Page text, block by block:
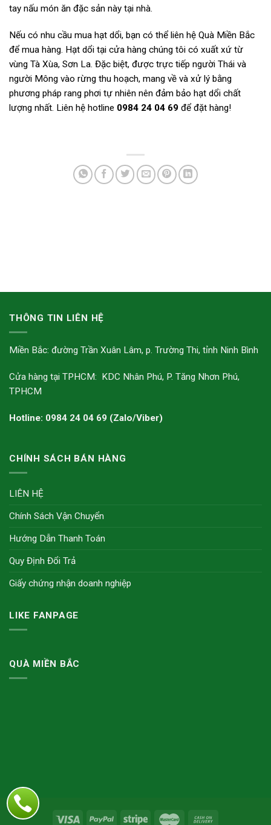
tay nấu món ăn đặc sản này tại nhà.
Nếu có nhu cầu mua hạt dổi, bạn có thể liên hệ Quà Miền Bắc
để mua hàng. Hạt dổi tại cửa hàng chúng tôi có xuất xứ từ
vùng Tà Xùa, Sơn La. Đặc biệt, được trực tiếp người Thái và
người Mông vào rừng thu hoạch, mang về và xử lý bằng
phương pháp rang phơi tự nhiên nên đảm bảo hạt dổi chất
lượng nhất. Liên hệ hotline 0984 24 04 69 để đặt hàng!
THÔNG TIN LIÊN HỆ
Miền Bắc: đường Trần Xuân Lâm, p. Trường Thi, tỉnh Ninh Bình
Cửa hàng tại TPHCM: KDC Nhân Phú, P. Tăng Nhơn Phú,
TPHCM
Hotline: 0984 24 04 69 (Zalo/Viber)
CHÍNH SÁCH BÁN HÀNG
LIÊN HỆ
Chính Sách Vận Chuyển
Hướng Dẫn Thanh Toán
Quy Định Đổi Trả
Giấy chứng nhận doanh nghiệp
LIKE FANPAGE
QUÀ MIỀN BẮC